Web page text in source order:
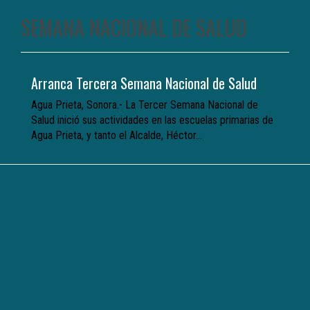
SEMANA NACIONAL DE SALUD
Arranca Tercera Semana Nacional de Salud
Agua Prieta, Sonora.- La Tercer Semana Nacional de
Salud inició sus actividades en las escuelas primarias de
Agua Prieta, y tanto el Alcalde, Héctor...